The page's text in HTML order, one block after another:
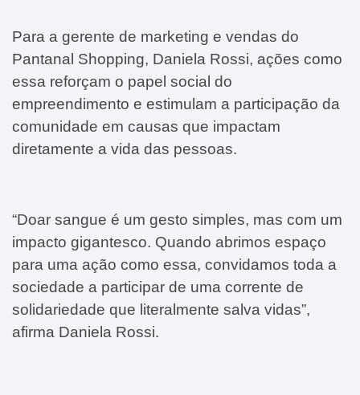
Para a gerente de marketing e vendas do
Pantanal Shopping, Daniela Rossi, ações como
essa reforçam o papel social do
empreendimento e estimulam a participação da
comunidade em causas que impactam
diretamente a vida das pessoas.
“Doar sangue é um gesto simples, mas com um
impacto gigantesco. Quando abrimos espaço
para uma ação como essa, convidamos toda a
sociedade a participar de uma corrente de
solidariedade que literalmente salva vidas”,
afirma Daniela Rossi.